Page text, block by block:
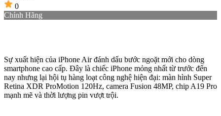
0
Chính Hãng
Sự xuất hiện của iPhone Air đánh dấu bước ngoặt mới cho dòng
smartphone cao cấp. Đây là chiếc iPhone mỏng nhất từ trước đến
nay nhưng lại hội tụ hàng loạt công nghệ hiện đại: màn hình Super
Retina XDR ProMotion 120Hz, camera Fusion 48MP, chip A19 Pro
mạnh mẽ và thời lượng pin vượt trội. ​​​​​